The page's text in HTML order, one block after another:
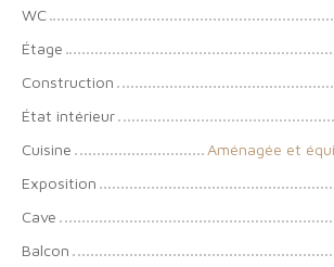
WC
Étage
Construction
État intérieur
Cuisine
Aménagée et
Exposition
Cave
Balcon